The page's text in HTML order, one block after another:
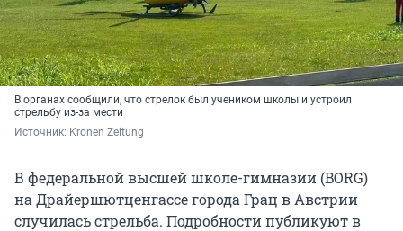
В органах сообщили, что стрелок был учеником школы и устроил
стрельбу из-за мести
Источник: Kronen Zeitung
В федеральной высшей школе-гимназии (BORG)
на Драйершютценгассе города Грац в Австрии
случилась стрельба. Подробности публикуют в